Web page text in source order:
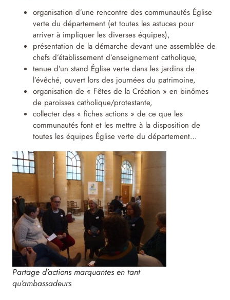
organisation d’une rencontre des communautés Église
verte du département (et toutes les astuces pour
arriver à impliquer les diverses équipes),
présentation de la démarche devant une assemblée de
chefs d’établissement d’enseignement catholique,
tenue d’un stand Église verte dans les jardins de
l’évêché, ouvert lors des journées du patrimoine,
organisation de « Fêtes de la Création » en binômes
de paroisses catholique/protestante,
collecter des « fiches actions » de ce que les
communautés font et les mettre à la disposition de
toutes les équipes Église verte du département…
Partage d’actions marquantes en tant
qu’ambassadeurs